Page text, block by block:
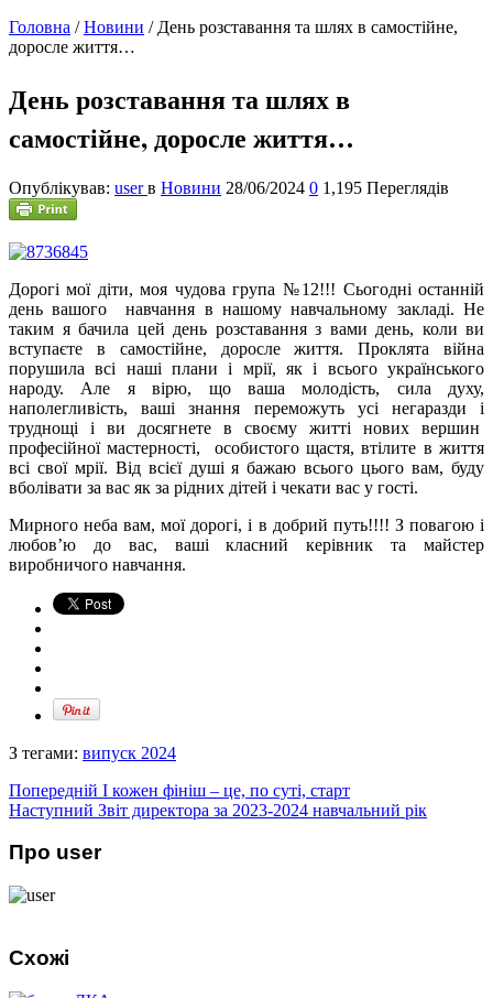
Головна /Новини / День розставання та шлях в самостійне,
доросле життя…
День розставання та шлях в
самостійне, доросле життя…
Опублікував: userв Новини 28/06/2024 0 1,195 Переглядів
Дорогі мої діти, моя чудова група №12!!! Сьогодні останній
день вашого навчання в нашому навчальному закладі. Не
таким я бачила цей день розставання з вами день, коли ви
вступаєте в самостійне, доросле життя. Проклята війна
порушила всі наші плани і мрії, як і всього українського
народу. Але я вірю, що ваша молодість, сила духу,
наполегливість, ваші знання переможуть усі негаразди і
труднощі і ви досягнете в своєму житті нових вершин
професійної мастерності, особистого щастя, втілите в життя
всі свої мрії. Від всієї душі я бажаю всього цього вам, буду
вболівати за вас як за рідних дітей і чекати вас у гості.
Мирного неба вам, мої дорогі, і в добрий путь!!!! З повагою і
любов’ю до вас, ваші класний керівник та майстер
виробничого навчання.
З тегами: випуск 2024
Попередній І кожен фініш – це, по суті, старт
Наступний Звіт директора за 2023-2024 навчальний рік
Про user
Схожі